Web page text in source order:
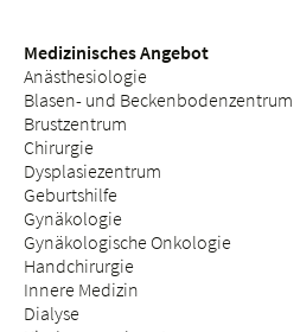
Medizinisches Angebot
Anästhesiologie
Blasen- und Beckenbodenzentrum
Brustzentrum
Chirurgie
Dysplasiezentrum
Geburtshilfe
Gynäkologie
Gynäkologische Onkologie
Handchirurgie
Innere Medizin
Dialyse